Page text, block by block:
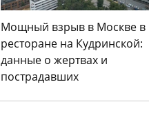
Мощный взрыв в Москве в
ресторане на Кудринской:
данные о жертвах и
пострадавших